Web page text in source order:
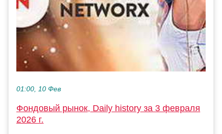
01:00, 10 Фев
Фондовый рынок, Daily history за 3 февраля
2026 г.